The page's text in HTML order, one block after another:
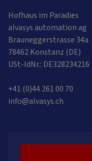
Hofhaus im Paradies
alvasys automation ag
Brauneggerstrasse 34a
78462 Konstanz (DE)
USt-IdNr.: DE328234216
+41 (0)44 261 00 70
info@alvasys.ch